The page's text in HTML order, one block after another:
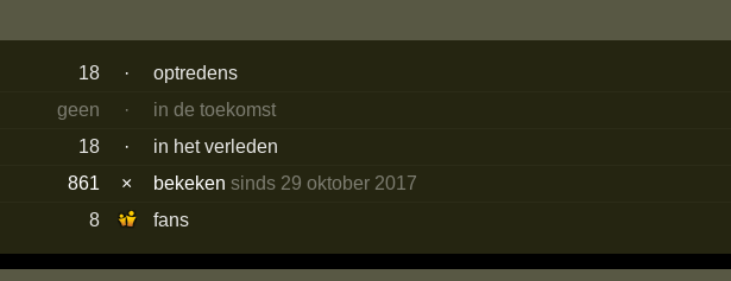
18 ·
optredens
geen
·
in de toekomst
18
·
in het verleden
861
× bekekensinds 29 oktober 2017
8
fans